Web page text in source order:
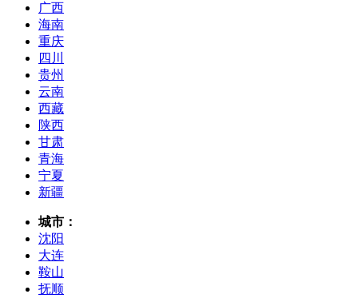
广西
海南
重庆
四川
贵州
云南
西藏
陕西
甘肃
青海
宁夏
新疆
城市：
沈阳
大连
鞍山
抚顺